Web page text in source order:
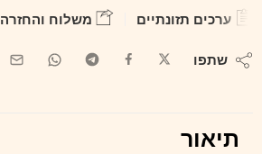
ערכים תזונתיים משלוח והחזרה
שתפו
תיאור